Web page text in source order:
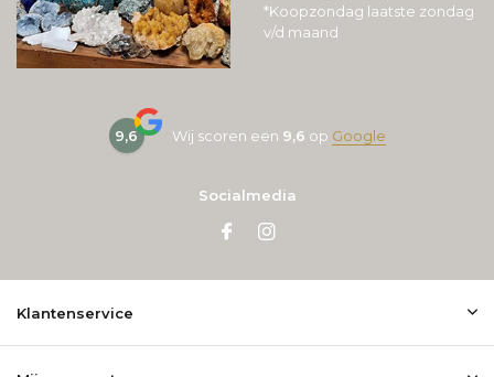
*Koopzondag laatste zondag
v/d maand
9,6 Wij scoren een 9,6 op Google
Socialmedia
Klantenservice